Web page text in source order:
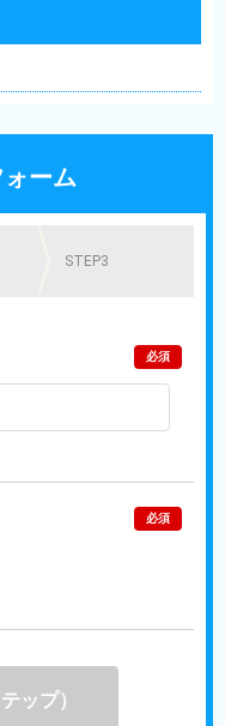
ーム
STEP3
必須
必須
ップ）